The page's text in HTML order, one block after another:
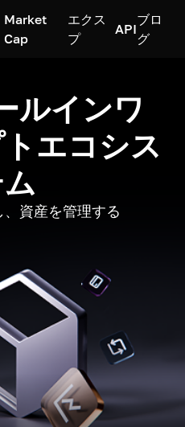
Market
Cap
エクス
プ
API
ブロ
グ
ルインワ
エコシス
資産を管理する